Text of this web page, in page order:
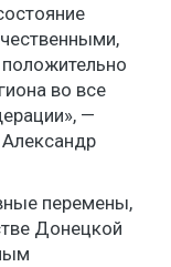
во все
—
перемены,
Донецкой